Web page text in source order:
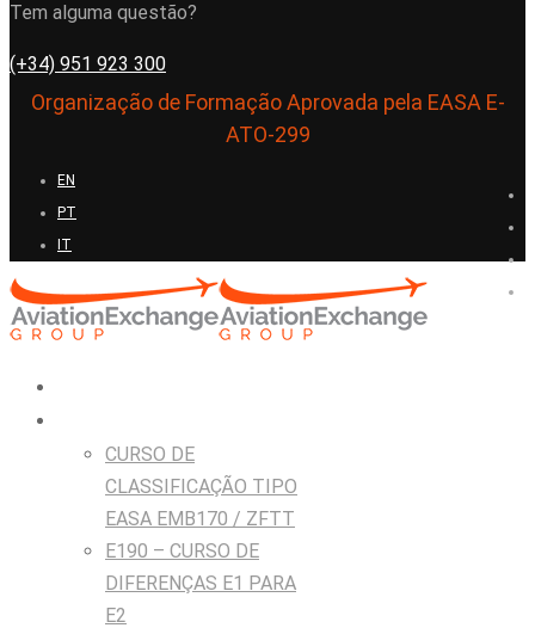
Tem alguma questão?
(+34) 951 923 300
Organização de Formação Aprovada pela EASA E-
ATO-299
EN
PT
IT
CURSO DE
CLASSIFICAÇÃO TIPO
EASA EMB170 / ZFTT
E190 – CURSO DE
DIFERENÇAS E1 PARA
E2